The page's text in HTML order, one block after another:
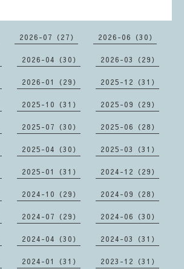
2026-07（27） 2026-06（30）
2026-04（30） 2026-03（29）
2026-01（29） 2025-12（31）
2025-10（31） 2025-09（29）
2025-07（30） 2025-06（28）
2025-04（30） 2025-03（31）
2025-01（31） 2024-12（29）
2024-10（29） 2024-09（28）
2024-07（29） 2024-06（30）
2024-04（30） 2024-03（31）
2024-01（31） 2023-12（31）